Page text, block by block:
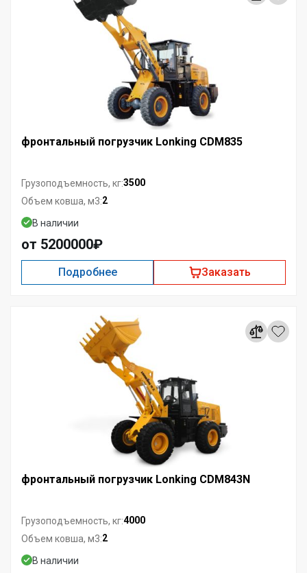
фронтальный погрузчик Lonking CDM835
Грузоподъемность, кг:3500
Объем ковша, м3:2
В наличии
от 5200000₽
Подробнее Заказать
фронтальный погрузчик Lonking CDM843N
Грузоподъемность, кг:4000
Объем ковша, м3:2
В наличии